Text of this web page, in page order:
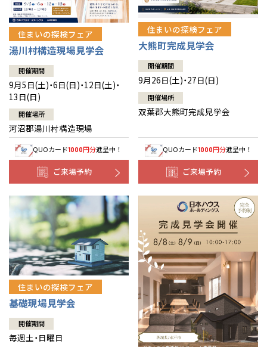
住まいの探検フェア
湯川村構造現場見学会
開催期間
9月5日(土)・6日(日)・12日(土)・
13日(日)
開催場所
河沼郡湯川村構造現場
QUOカード1000円分進呈中！
ご来場予約
住まいの探検フェア
大熊町完成見学会
開催期間
9月26日(土)・27日(日)
開催場所
双葉郡大熊町完成見学会
QUOカード1000円分進呈中！
ご来場予約
住まいの探検フェア
基礎現場見学会
開催期間
毎週土・日曜日